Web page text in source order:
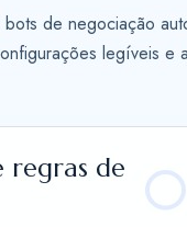
de negociação
legíveis e
regras de